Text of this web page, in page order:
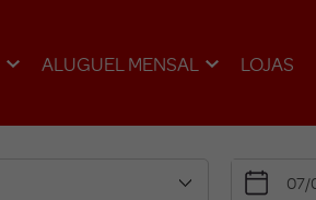
ALUGUEL MENSAL LOJAS